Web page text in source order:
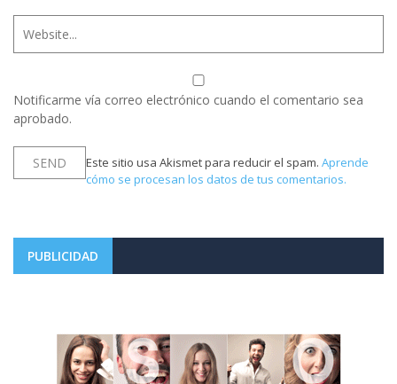
Notificarme vía correo electrónico cuando el comentario sea
aprobado.
Este sitio usa Akismet para reducir el spam. Aprende
cómo se procesan los datos de tus comentarios.
PUBLICIDAD